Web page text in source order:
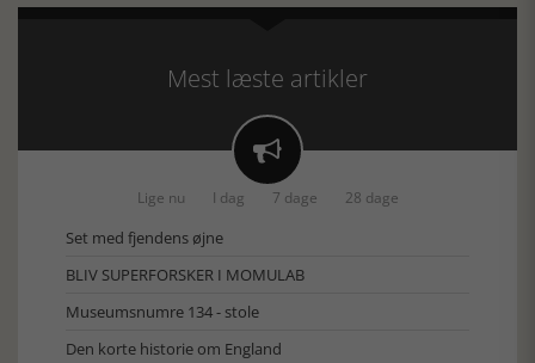
Mest læste artikler

Lige nu I dag 7 dage 28 dage
Set med fjendens øjne
BLIV SUPERFORSKER I MOMULAB
Museumsnumre 134 - stole
Den korte historie om England